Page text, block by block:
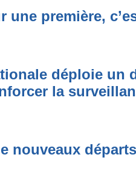
une première,
déploie un
la
nouveaux